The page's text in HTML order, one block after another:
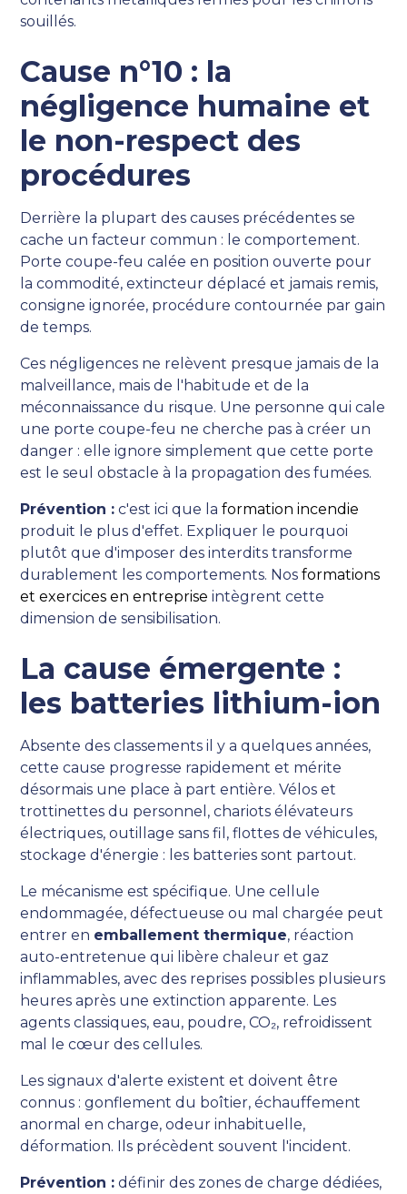
souillés.
Cause n°10 : la
négligence humaine et
le non-respect des
procédures
Derrière la plupart des causes précédentes se
cache un facteur commun : le comportement.
Porte coupe-feu calée en position ouverte pour
la commodité, extincteur déplacé et jamais remis,
consigne ignorée, procédure contournée par gain
de temps.
Ces négligences ne relèvent presque jamais de la
malveillance, mais de l'habitude et de la
méconnaissance du risque. Une personne qui cale
une porte coupe-feu ne cherche pas à créer un
danger : elle ignore simplement que cette porte
est le seul obstacle à la propagation des fumées.
Prévention : c'est ici que laformation incendie
produit le plus d'effet. Expliquer le pourquoi
plutôt que d'imposer des interdits transforme
durablement les comportements. Nosformations
et exercices en entreprise intègrent cette
dimension de sensibilisation.
La cause émergente :
les batteries lithium-ion
Absente des classements il y a quelques années,
cette cause progresse rapidement et mérite
désormais une place à part entière. Vélos et
trottinettes du personnel, chariots élévateurs
électriques, outillage sans fil, flottes de véhicules,
stockage d'énergie : les batteries sont partout.
Le mécanisme est spécifique. Une cellule
endommagée, défectueuse ou mal chargée peut
entrer en emballement thermique, réaction
auto-entretenue qui libère chaleur et gaz
inflammables, avec des reprises possibles plusieurs
heures après une extinction apparente. Les
agents classiques, eau, poudre, CO₂, refroidissent
mal le cœur des cellules.
Les signaux d'alerte existent et doivent être
connus : gonflement du boîtier, échauffement
anormal en charge, odeur inhabituelle,
déformation. Ils précèdent souvent l'incident.
Prévention : définir des zones de charge dédiées,